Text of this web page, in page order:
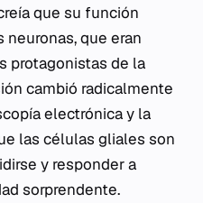
que su función
neuronas, que eran
protagonistas de la
cambió radicalmente
electrónica y la
las células gliales son
y responder a
sorprendente.